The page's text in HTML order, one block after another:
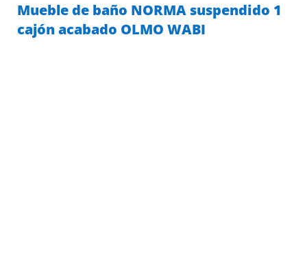
Mueble de baño NORMA suspendido 1
cajón acabado OLMO WABI